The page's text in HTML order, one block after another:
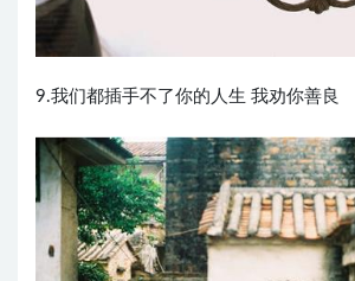
9.我们都插手不了你的人生 我劝你善良 ​​​​